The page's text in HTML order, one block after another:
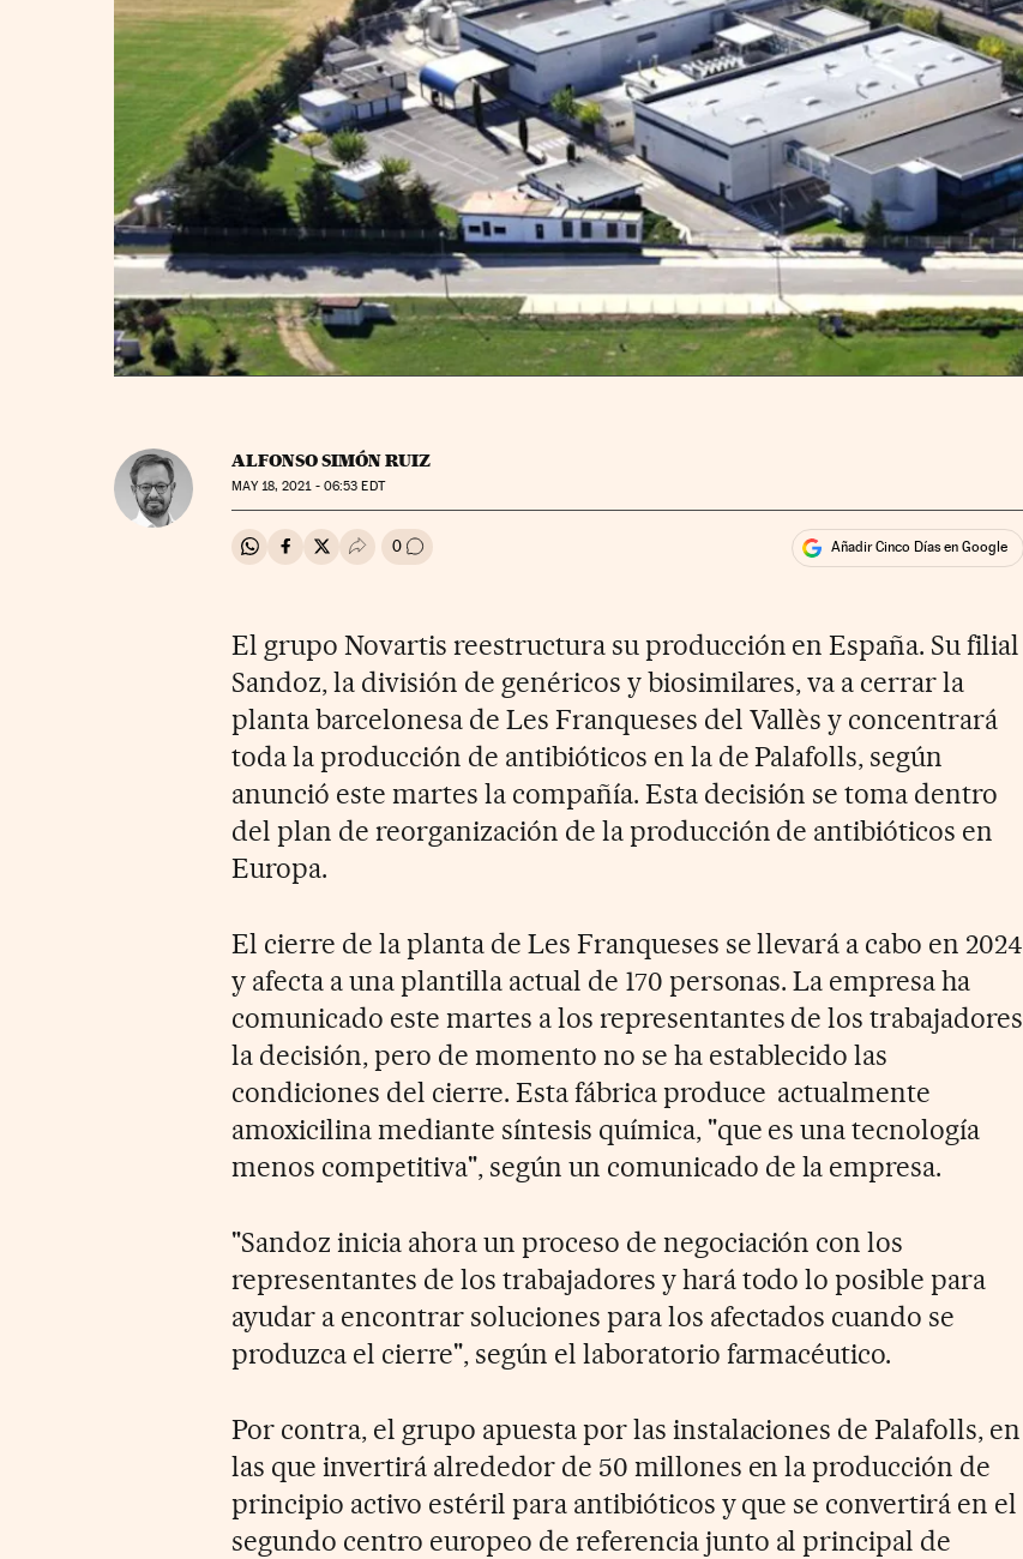
ALFONSO SIMÓN RUIZ
MAY18, 2021 - 06:53 EDT
Compartir en Whatsapp
Compartir en Facebook
Compartir en Twitter
Desplegar Redes Sociales
0 Ir a los comentarios Añadir Cinco Días en Google
El grupo Novartis reestructura su producción en España. Su filial
Sandoz, la división de genéricos y biosimilares, va a cerrar la
planta barcelonesa de Les Franqueses del Vallès y concentrará
toda la producción de antibióticos en la de Palafolls, según
anunció este martes la compañía. Esta decisión se toma dentro
del plan de reorganización de la producción de antibióticos en
Europa.
El cierre de la planta de Les Franqueses se llevará a cabo en 2024
y afecta a una plantilla actual de 170 personas. La empresa ha
comunicado este martes a los representantes de los trabajadores
la decisión, pero de momento no se ha establecido las
condiciones del cierre. Esta fábrica produce actualmente
amoxicilina mediante síntesis química, "que es una tecnología
menos competitiva", según un comunicado de la empresa.
"Sandoz inicia ahora un proceso de negociación con los
representantes de los trabajadores y hará todo lo posible para
ayudar a encontrar soluciones para los afectados cuando se
produzca el cierre", según el laboratorio farmacéutico.
Por contra, el grupo apuesta por las instalaciones de Palafolls, en
las que invertirá alrededor de 50 millones en la producción de
principio activo estéril para antibióticos y que se convertirá en el
segundo centro europeo de referencia junto al principal de